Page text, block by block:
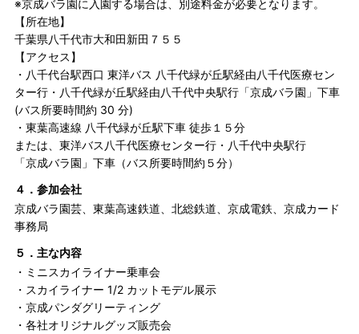
※京成バラ園に入園する場合は、別途料金が必要となります。
【所在地】
千葉県八千代市大和田新田７５５
【アクセス】
・八千代台駅西口 東洋バス 八千代緑が丘駅経由八千代医療セン
ター行・八千代緑が丘駅経由八千代中央駅行「京成バラ園」下車
(バス所要時間約 30 分)
・東葉高速線 八千代緑が丘駅下車 徒歩１５分
または、東洋バス八千代医療センター行・八千代中央駅行
「京成バラ園」下車（バス所要時間約５分）
４．参加会社
京成バラ園芸、東葉高速鉄道、北総鉄道、京成電鉄、京成カード
事務局
５．主な内容
・ミニスカイライナー乗車会
・スカイライナー 1/2 カットモデル展示
・京成パンダグリーティング
・各社オリジナルグッズ販売会